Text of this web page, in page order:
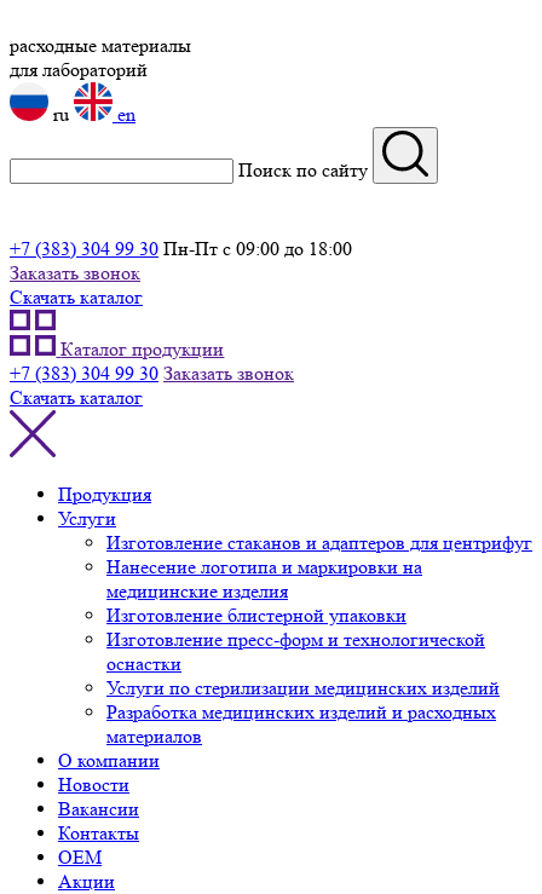
расходные материалы
для лабораторий
ru
en
Поиск по сайту
+7 (383) 304 99 30 Пн-Пт с 09:00 до 18:00
Заказать звонок
Скачать каталог
Каталог продукции
+7 (383) 304 99 30 Заказать звонок
Скачать каталог
Продукция
Услуги
Изготовление стаканов и адаптеров для центрифуг
Нанесение логотипа и маркировки на
медицинские изделия
Изготовление блистерной упаковки
Изготовление пресс-форм и технологической
оснастки
Услуги по стерилизации медицинских изделий
Разработка медицинских изделий и расходных
материалов
О компании
Новости
Вакансии
Контакты
OEM
Акции